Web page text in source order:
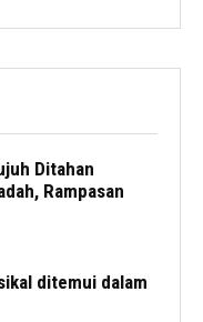
Ditahan
Rampasan
ditemui dalam